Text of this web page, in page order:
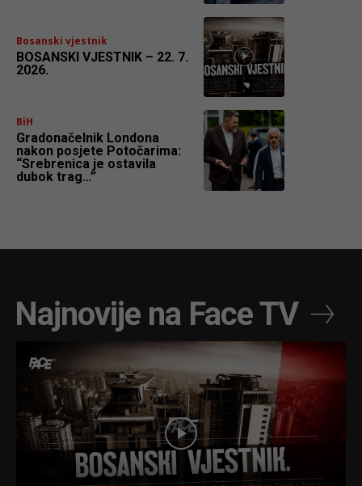
Bosanski vjestnik
BOSANSKI VJESTNIK – 22. 7.
2026.
BiH
Gradonačelnik Londona
nakon posjete Potočarima:
“Srebrenica je ostavila
dubok trag…”
Najnovije na Face TV